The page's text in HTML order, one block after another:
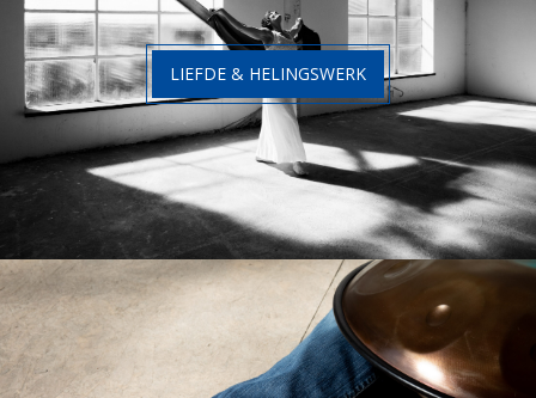
LIEFDE & HELINGSWERK